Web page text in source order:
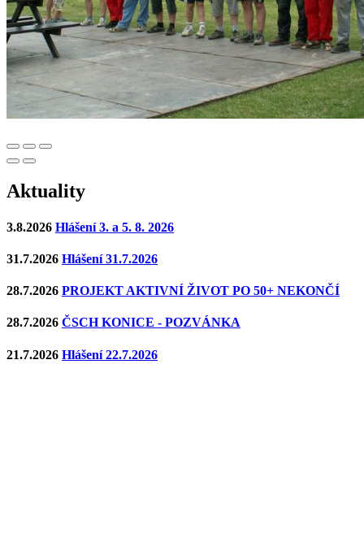
Aktuality
3.8.2026 Hlášení 3. a 5. 8. 2026
31.7.2026 Hlášení 31.7.2026
28.7.2026 PROJEKT AKTIVNÍ ŽIVOT PO 50+ NEKONČÍ
28.7.2026 ČSCH KONICE - POZVÁNKA
21.7.2026 Hlášení 22.7.2026